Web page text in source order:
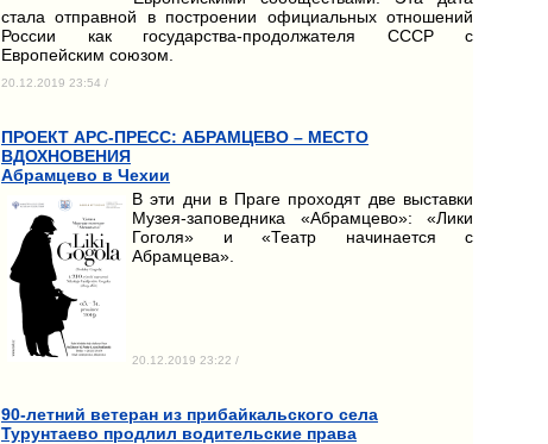
стала отправной в построении официальных отношений
России как государства-продолжателя СССР с
Европейским союзом.
20.12.2019 23:54 /
ПРОЕКТ АРС-ПРЕСС: АБРАМЦЕВО – МЕСТО
ВДОХНОВЕНИЯ
Абрамцево в Чехии
В эти дни в Праге проходят две выставки
Музея-заповедника «Абрамцево»: «Лики
Гоголя» и «Театр начинается с
Абрамцева».
20.12.2019 23:22 /
90-летний ветеран из прибайкальского села
Турунтаево продлил водительские права